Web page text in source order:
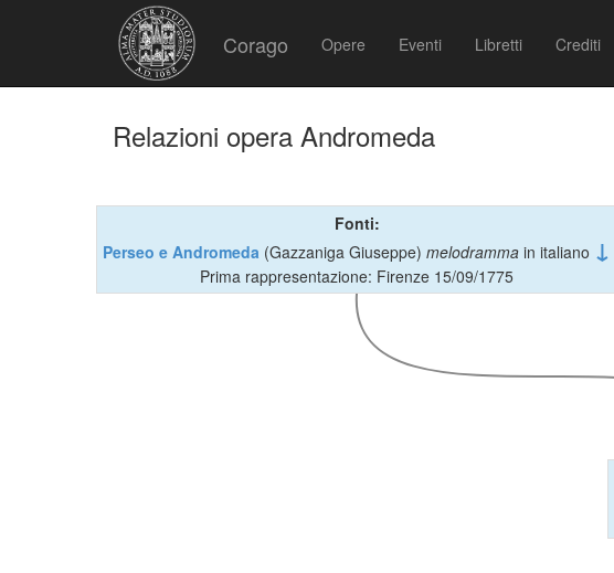
Corago Opere Eventi Libretti Crediti
Relazioni opera Andromeda
Fonti:
Perseo e Andromeda (Gazzaniga Giuseppe) melodramma in italiano ↓
Prima rappresentazione: Firenze 15/09/1775